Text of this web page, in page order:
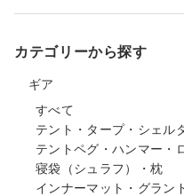
カテゴリーから探す
ギア
すべて
テント・タープ・シェル
テントペグ・ハンマー・
寝袋（シュラフ）・枕
インナーマット・グラン